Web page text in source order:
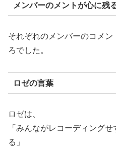
メンバーのメントが心に残
それぞれのメンバーのコメ
ろでした。
ロゼの言葉
ロゼは、
「みんながレコーディング
る」